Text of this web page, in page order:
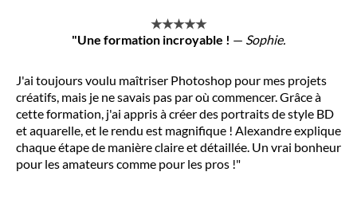
★★★★★
"Une formation incroyable ! — Sophie.
J'ai toujours voulu maîtriser Photoshop pour mes projets
créatifs, mais je ne savais pas par où commencer. Grâce à
cette formation, j'ai appris à créer des portraits de style BD
et aquarelle, et le rendu est magnifique ! Alexandre explique
chaque étape de manière claire et détaillée. Un vrai bonheur
pour les amateurs comme pour les pros !"